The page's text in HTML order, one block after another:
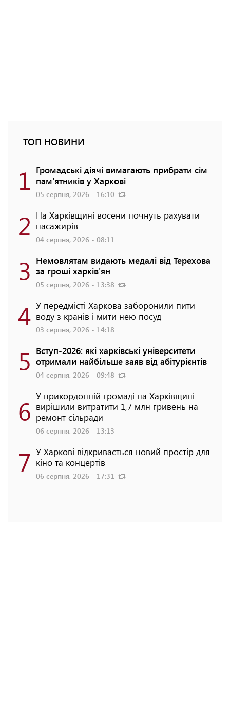
ТОП НОВИНИ
1 Громадські діячі вимагають прибрати сім
пам'ятників у Харкові
05 серпня, 2026 - 16:10
2 На Харківщині восени почнуть рахувати
пасажирів
04 серпня, 2026 - 08:11
3 Немовлятам видають медалі від Терехова
за гроші харків'ян
05 серпня, 2026 - 13:38
4 У передмісті Харкова заборонили пити
воду з кранів і мити нею посуд
03 серпня, 2026 - 14:18
5 Вступ-2026: які харківські університети
отримали найбільше заяв від абітурієнтів
04 серпня, 2026 - 09:48
6 У прикордонній громаді на Харківщині
вирішили витратити 1,7 млн гривень на
ремонт сільради
06 серпня, 2026 - 13:13
7 У Харкові відкривається новий простір для
кіно та концертів
06 серпня, 2026 - 17:31